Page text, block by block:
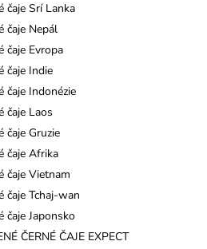
čaje Srí Lanka
čaje Nepál
čaje Evropa
čaje Indie
čaje Indonézie
čaje Laos
čaje Gruzie
čaje Afrika
čaje Vietnam
čaje Tchaj-wan
čaje Japonsko
ČERNÉ ČAJE EXPECT